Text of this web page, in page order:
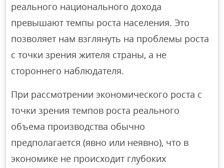
реального национального дохода
превышают темпы роста населения. Это
позволяет нам взглянуть на проблемы роста
с точки зрения жителя страны, а не
стороннего наблюдателя.
При рассмотрении экономического роста с
точки зрения темпов роста реального
объема производства обычно
предполагается (явно или неявно), что в
экономике не происходит глубоких